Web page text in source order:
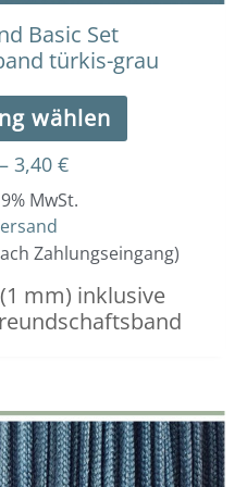
Basic Set
türkis-grau
wählen
– 3,40 €
MwSt.
Zahlungseingang)
mm) inklusive
Dieses
Produkt
weist
Preisspanne:
3,00 €
bis